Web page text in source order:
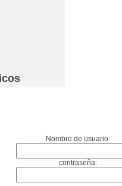
Nombre de usuario:
contraseña: